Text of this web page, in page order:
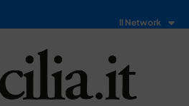
Il Network